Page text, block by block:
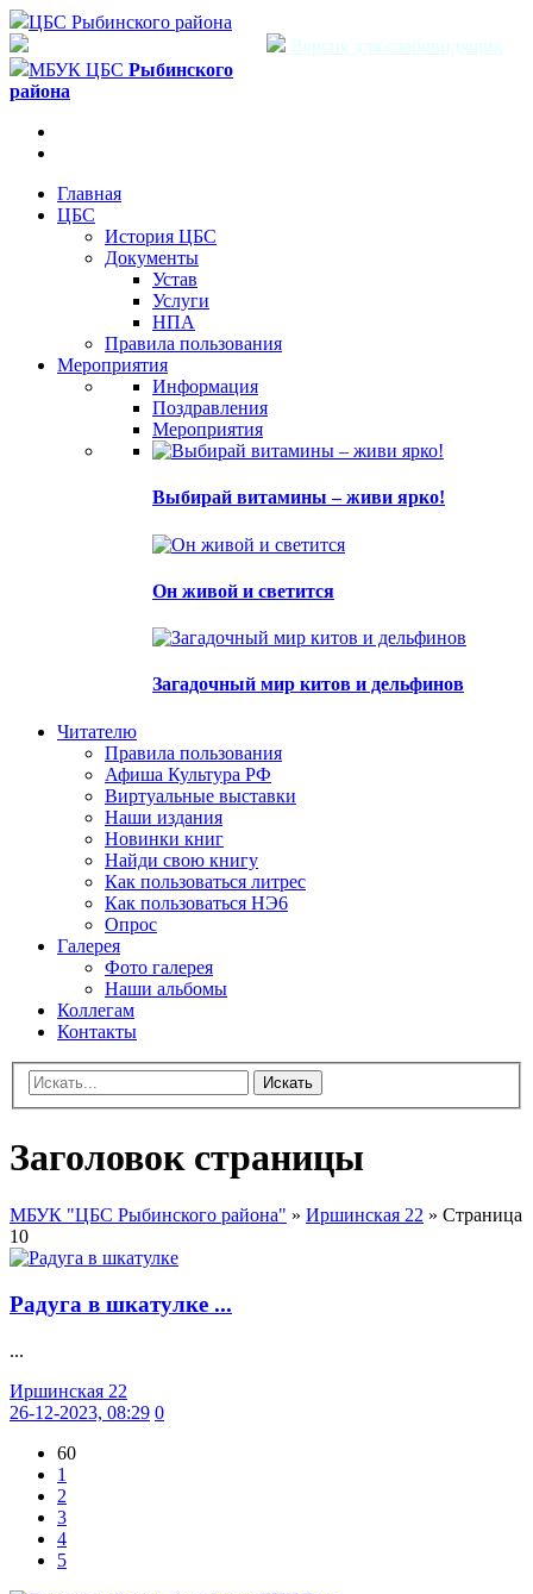
ЦБС Рыбинского района
Версия для слабовидящих
МБУК ЦБС Рыбинского
района
Главная
ЦБС
История ЦБС
Документы
Устав
Услуги
НПА
Правила пользования
Мероприятия
Информация
Поздравления
Мероприятия
Выбирай витамины – живи ярко!
Он живой и светится
Загадочный мир китов и дельфинов
Читателю
Правила пользования
Афиша Культура РФ
Виртуальные выставки
Наши издания
Новинки книг
Найди свою книгу
Как пользоваться литрес
Как пользоваться НЭ6
Опрос
Галерея
Фото галерея
Наши альбомы
Коллегам
Контакты
Искать
Заголовок страницы
МБУК "ЦБС Рыбинского района" » Иршинская 22 » Страница
10
Радуга в шкатулке ...
...
Иршинская 22
26-12-2023, 08:29 0
60
1
2
3
4
5